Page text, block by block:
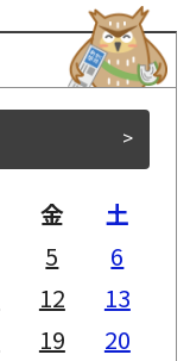
>
金
土
5
6
12
13
19
20